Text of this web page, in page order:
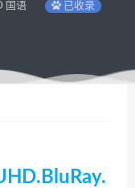
国语
已收录